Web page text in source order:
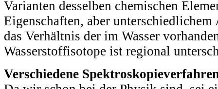
Varianten desselben chemischen
Eigenschaften, aber
das Verhältnis der im Wasser
Wasserstoffisotope ist regional
Verschiedene